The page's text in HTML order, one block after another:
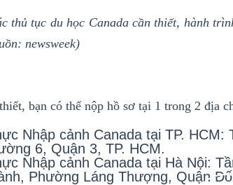
thủ tục du học Canada cần thiết, hành
newsweek)
bạn có thể nộp hồ sơ tại 1 trong 2 địa
Nhập cảnh Canada tại TP. HCM:
6, Quận 3, TP. HCM.
Nhập cảnh Canada tại Hà Nội:
Phường Láng Thượng, Quận